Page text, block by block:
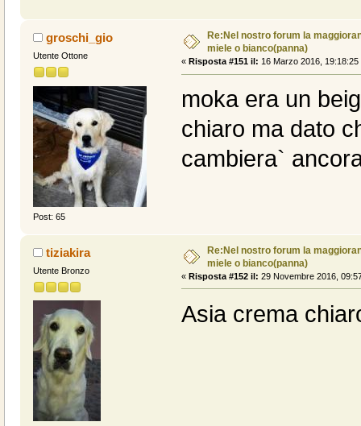
groschi_gio
Utente Ottone
Post: 65
Re:Nel nostro forum la
miele o bianco(panna)
« Risposta #151 il: 16 Marzo 2016, 19:18:25
moka era un
chiaro ma dato
cambiera`
tiziakira
Utente Bronzo
Re:Nel nostro forum la
miele o bianco(panna)
« Risposta #152 il: 29 Novembre 2016,
Asia crema